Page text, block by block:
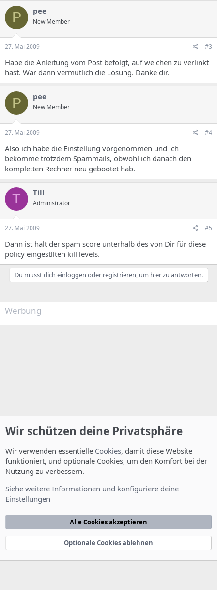
P pee
New Member
27. Mai 2009 #3
Habe die Anleitung vom Post befolgt, auf welchen zu verlinkt
hast. War dann vermutlich die Lösung. Danke dir.
P pee
New Member
27. Mai 2009 #4
Also ich habe die Einstellung vorgenommen und ich
bekomme trotzdem Spammails, obwohl ich danach den
kompletten Rechner neu gebootet hab.
T Till
Administrator
27. Mai 2009 #5
Dann ist halt der spam score unterhalb des von Dir für diese
policy eingestllten kill levels.
Du musst dich einloggen oder registrieren, um hier zu antworten.
Werbung
Nutzungsbedingungen Datenschutzerklärung
Startseite
e
Community platform by XenForo® © 2010-2022 XenForo Ltd.
xenDach©2010-2014
Wir schützen deine Privatsphäre
Wir verwenden essentielle Cookies, damit diese Website
funktioniert, und optionale Cookies, um den Komfort bei der
Nutzung zu verbessern.
Siehe weitere Informationen und konfiguriere deine
Einstellungen
Alle Cookies akzeptieren
Optionale Cookies ablehnen